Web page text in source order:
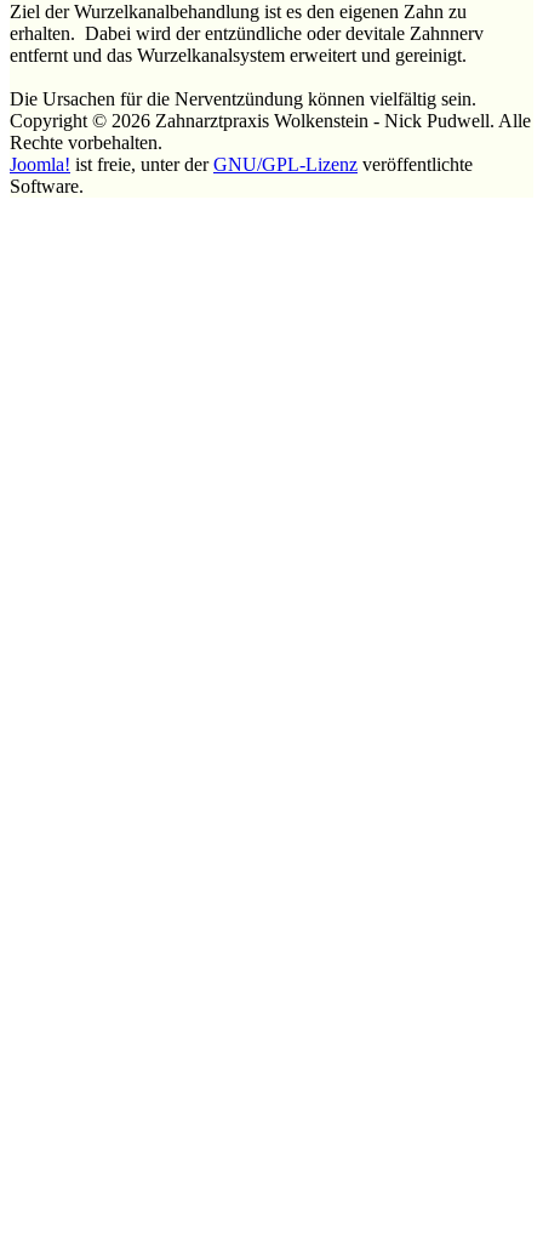
Ziel der Wurzelkanalbehandlung ist es den eigenen Zahn zu
erhalten. Dabei wird der entzündliche oder devitale Zahnnerv
entfernt und das Wurzelkanalsystem erweitert und gereinigt.
Die Ursachen für die Nerventzündung können vielfältig sein.
Copyright © 2026 Zahnarztpraxis Wolkenstein - Nick Pudwell. Alle
Rechte vorbehalten.
Joomla! ist freie, unter derGNU/GPL-Lizenz veröffentlichte
Software.